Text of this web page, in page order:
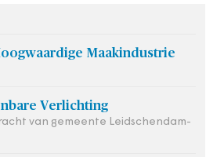
Maakindustrie
Verlichting
van gemeente Leidschendam-